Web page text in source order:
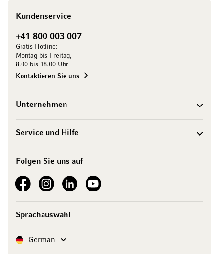
Kundenservice
+41 800 003 007
Gratis Hotline:
Montag bis Freitag,
8.00 bis 18.00 Uhr
Kontaktieren Sie uns
Unternehmen
Service und Hilfe
Folgen Sie uns auf
See our FacebookSee our Instagram account
See our LinkedInSee our YouTube channel
Sprachauswahl
SpracheGerman